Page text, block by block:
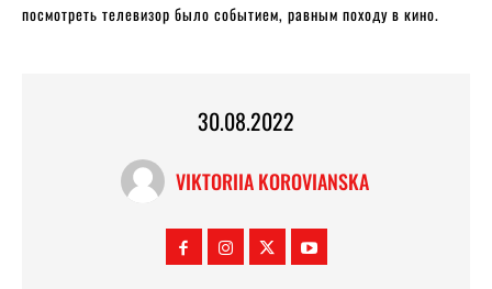
посмотреть телевизор было событием, равным походу в кино.
30.08.2022
VIKTORIIA KOROVIANSKA